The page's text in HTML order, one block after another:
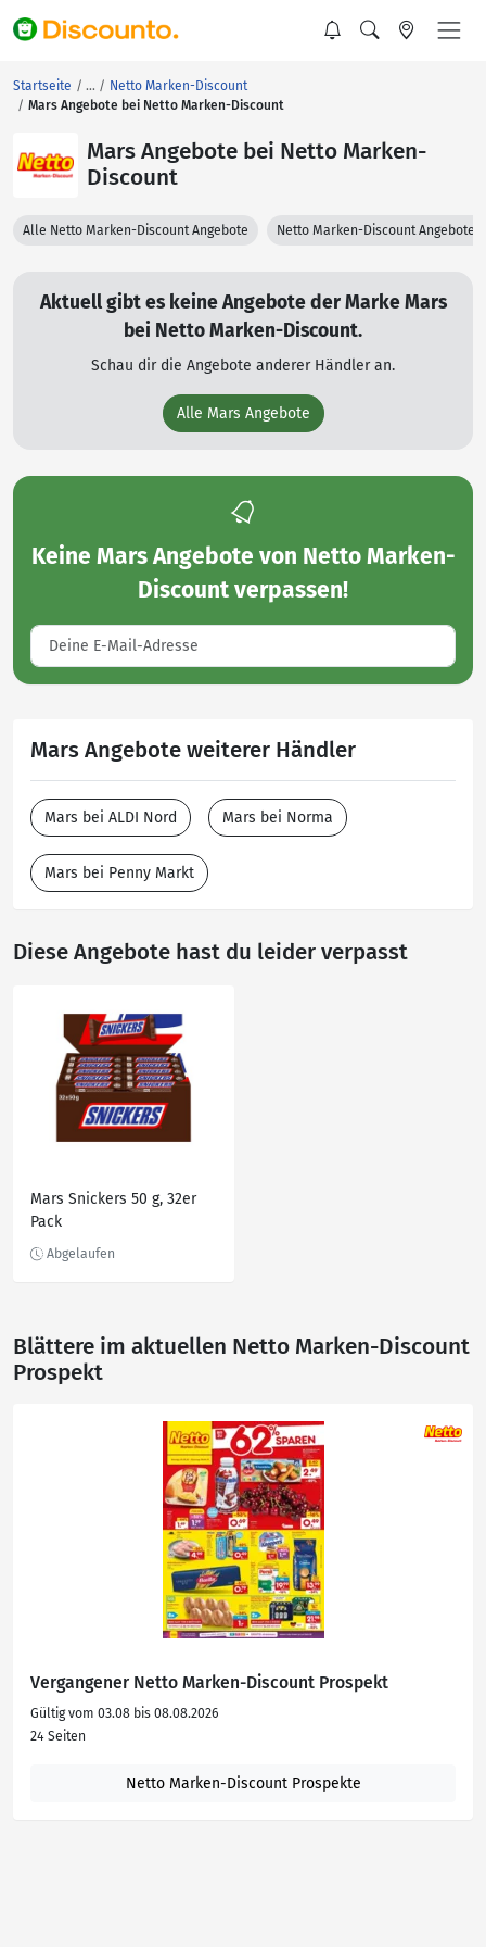
Startseite
Netto Marken-Discount
Mars Angebote bei Netto Marken-Discount
Mars Angebote bei Netto Marken-
Discount
Alle Netto Marken-Discount Angebote Netto Marken-Discount Angebote
Aktuell gibt es keine Angebote der Marke Mars
bei Netto Marken-Discount.
Schau dir die Angebote anderer Händler an.
Alle Mars Angebote
Keine Mars Angebote von Netto Marken-
Discountverpassen!
Mars Angebote weiterer Händler
Mars bei ALDI Nord Mars bei Norma
Mars bei Penny Markt
Diese Angebote hast du leider verpasst
Mars Snickers 50 g, 32er
Pack
Blättere im aktuellen Netto Marken-Discount
Prospekt
Vergangener Netto Marken-Discount Prospekt
Gültig vom 03.08 bis 08.08.2026
24 Seiten
Netto Marken-Discount Prospekte